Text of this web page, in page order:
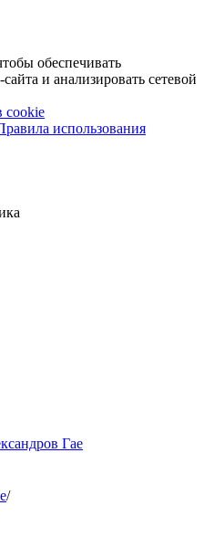
обеспечивать
и анализировать сетевой
cookie
использования
Гае
/